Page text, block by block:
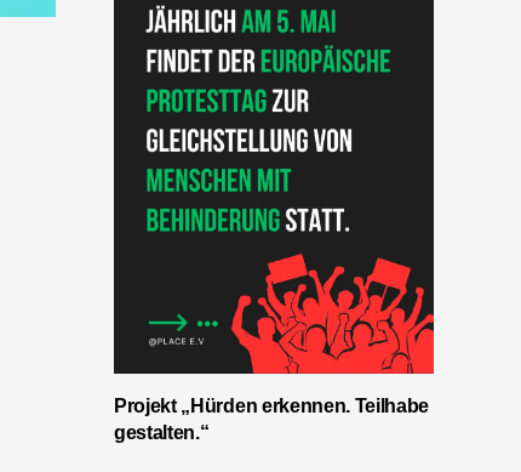
Projekt „Hürden erkennen. Teilhabe
gestalten.“